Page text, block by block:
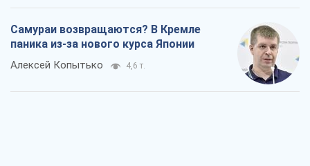
Самураи возвращаются? В Кремле
паника из-за нового курса Японии
Алексей Копытько 4,6 т.